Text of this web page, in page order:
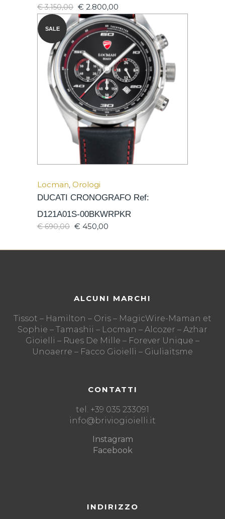
€3.150,00 € 2.800,00
SALE
Locman, Orologi
DUCATI CRONOGRAFO Ref:
D121A01S-00BKWRPKR
€690,00 € 450,00
ALCUNI MARCHI
Tissot – Hamilton – Oris – MagicWire-Maman et
Sophie – Tamashii – Locman – Alcozer – Azhar
Gioielli – Rues De Mille – Forever Unique –
Unoaerre – Facco Gioielli – Giuliaitsme
CONTATTI
tel. +39 035 233091
info@briviogioielli.it
Instagram
Facebook
INDIRIZZO